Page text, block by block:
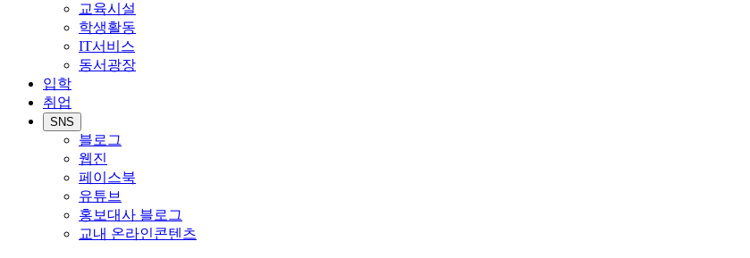
교육시설
학생활동
IT서비스
동서광장
입학
취업
SNS
블로그
웹진
페이스북
유튜브
홍보대사 블로그
교내 온라인콘텐츠